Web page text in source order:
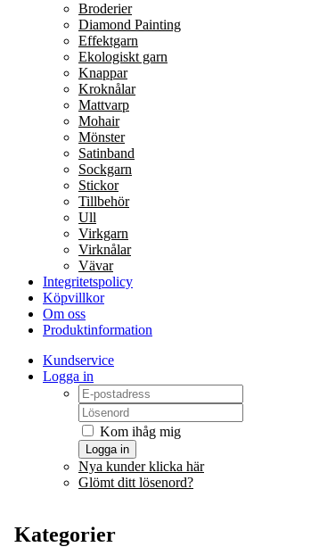
Broderier
Diamond Painting
Effektgarn
Ekologiskt garn
Knappar
Kroknålar
Mattvarp
Mohair
Mönster
Satinband
Sockgarn
Stickor
Tillbehör
Ull
Virkgarn
Virknålar
Vävar
Integritetspolicy
Köpvillkor
Om oss
Produktinformation
Kundservice
Logga in
Kom ihåg mig
Logga in
Nya kunder klicka här
Glömt ditt lösenord?
Kategorier